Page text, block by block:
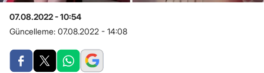
07.08.2022 - 10:54
Güncelleme: 07.08.2022 - 14:08